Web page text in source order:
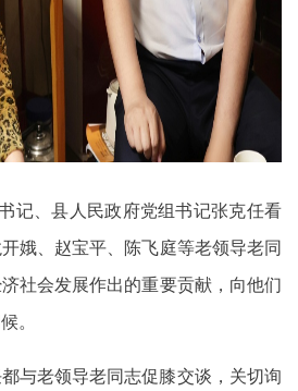
记、县人民政府党组书记张克任看
娥、赵宝平、陈飞庭等老领导老同
社会发展作出的重要贡献，向他们
。
与老领导老同志促膝交谈，关切询